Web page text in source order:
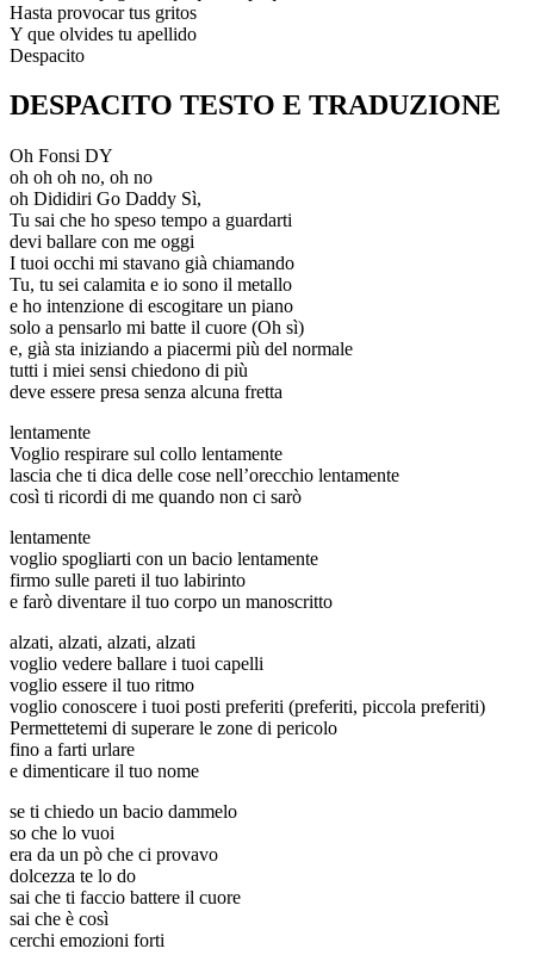
Hasta provocar tus gritos
Y que olvides tu apellido
Despacito
DESPACITO TESTO E TRADUZIONE
Oh Fonsi DY
oh oh oh no, oh no
oh Dididiri Go Daddy Sì,
Tu sai che ho speso tempo a guardarti
devi ballare con me oggi
I tuoi occhi mi stavano già chiamando
Tu, tu sei calamita e io sono il metallo
e ho intenzione di escogitare un piano
solo a pensarlo mi batte il cuore (Oh sì)
e, già sta iniziando a piacermi più del normale
tutti i miei sensi chiedono di più
deve essere presa senza alcuna fretta
lentamente
Voglio respirare sul collo lentamente
lascia che ti dica delle cose nell’orecchio lentamente
così ti ricordi di me quando non ci sarò
lentamente
voglio spogliarti con un bacio lentamente
firmo sulle pareti il tuo labirinto
e farò diventare il tuo corpo un manoscritto
alzati, alzati, alzati, alzati
voglio vedere ballare i tuoi capelli
voglio essere il tuo ritmo
voglio conoscere i tuoi posti preferiti (preferiti, piccola preferiti)
Permettetemi di superare le zone di pericolo
fino a farti urlare
e dimenticare il tuo nome
se ti chiedo un bacio dammelo
so che lo vuoi
era da un pò che ci provavo
dolcezza te lo do
sai che ti faccio battere il cuore
sai che è così
cerchi emozioni forti